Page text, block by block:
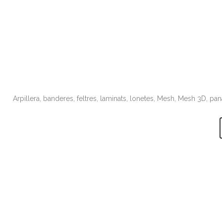
Arpillera, banderes, feltres, laminats, lonetes, Mesh, Mesh 3D,